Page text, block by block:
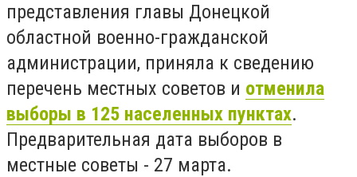
представления главы Донецкой
областной военно-гражданской
администрации, приняла к сведению
перечень местных советов и отменила
выборы в 125 населенных пунктах.
Предварительная дата выборов в
местные советы - 27 марта.